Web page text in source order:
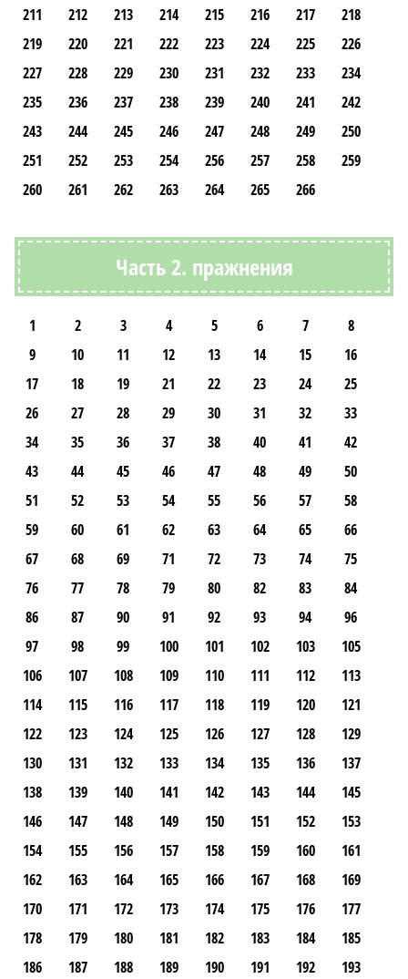
211 212 213 214 215 216 217
218
219
220 221 222 223 224 225
226
227
228 229 230 231 232 233
234
235
236 237 238 239 240 241
242
243
244 245 246 247 248 249
250
251
252 253 254 256 257 258
259
260
261 262 263 264 265 266
Часть 2. пражнения
1 2 3 4 5 6 7
8
9
10 11 12 13 14 15
16
17
18 19 21 22 23 24
25
26
27 28 29 30 31 32
33
34
35 36 37 38 40 41
42
43
44 45 46 47 48 49
50
51
52 53 54 55 56 57
58
59
60 61 62 63 64 65
66
67
68 69 71 72 73 74
75
76
77 78 79 80 82 83
84
86
87 90 91 92 93 94
96
97
98 99 100 101 102 103
105
106
107 108 109 110 111 112
113
114
115 116 117 118 119 120
121
122
123 124 125 126 127 128
129
130
131 132 133 134 135 136
137
138
139 140 141 142 143 144
145
146
147 148 149 150 151 152
153
154
155 156 157 158 159 160
161
162
163 164 165 166 167 168
169
170
171 172 173 174 175 176
177
178
179 180 181 182 183 184
185
186
187 188 189 190 191 192
193